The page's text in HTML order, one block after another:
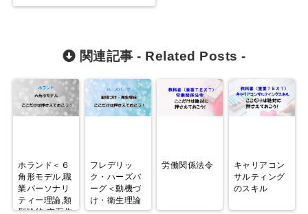
関連記事 - Related Posts -
ホランド＜６
角形モデル,職
業パーソナリ
ティー理論,類
フレデリッ
ク・ハーズバ
ーグ＜動機づ
け・衛生理論
労働関係法令
キャリアコン
サルティング
のスキル